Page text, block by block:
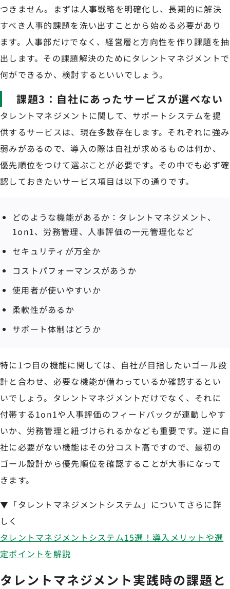
つきません。まずは人事戦略を明確化し、長期的に解決
すべき人事的課題を洗い出すことから始める必要があり
ます。人事部だけでなく、経営層と方向性を作り課題を抽
出します。その課題解決のためにタレントマネジメントで
何ができるか、検討するといいでしょう。
課題3：自社にあったサービスが選べない
タレントマネジメントに関して、サポートシステムを提
供するサービスは、現在多数存在します。それぞれに強み
弱みがあるので、導入の際は自社が求めるものは何か、
優先順位をつけて選ぶことが必要です。その中でも必ず確
認しておきたいサービス項目は以下の通りです。
どのような機能があるか：タレントマネジメント、
1on1、労務管理、人事評価の一元管理化など
セキュリティが万全か
コストパフォーマンスがあうか
使用者が使いやすいか
柔軟性があるか
サポート体制はどうか
特に1つ目の機能に関しては、自社が目指したいゴール設
計と合わせ、必要な機能が備わっているか確認するとい
いでしょう。タレントマネジメントだけでなく、それに
付帯する1on1や人事評価のフィードバックが連動しやす
いか、労務管理と紐づけられるかなども重要です。逆に自
社に必要がない機能はその分コスト高ですので、最初の
ゴール設計から優先順位を確認することが大事になって
きます。
▼「タレントマネジメントシステム」についてさらに詳
しく
タレントマネジメントシステム15選！導入メリットや選
定ポイントを解説
タレントマネジメント実践時の課題と